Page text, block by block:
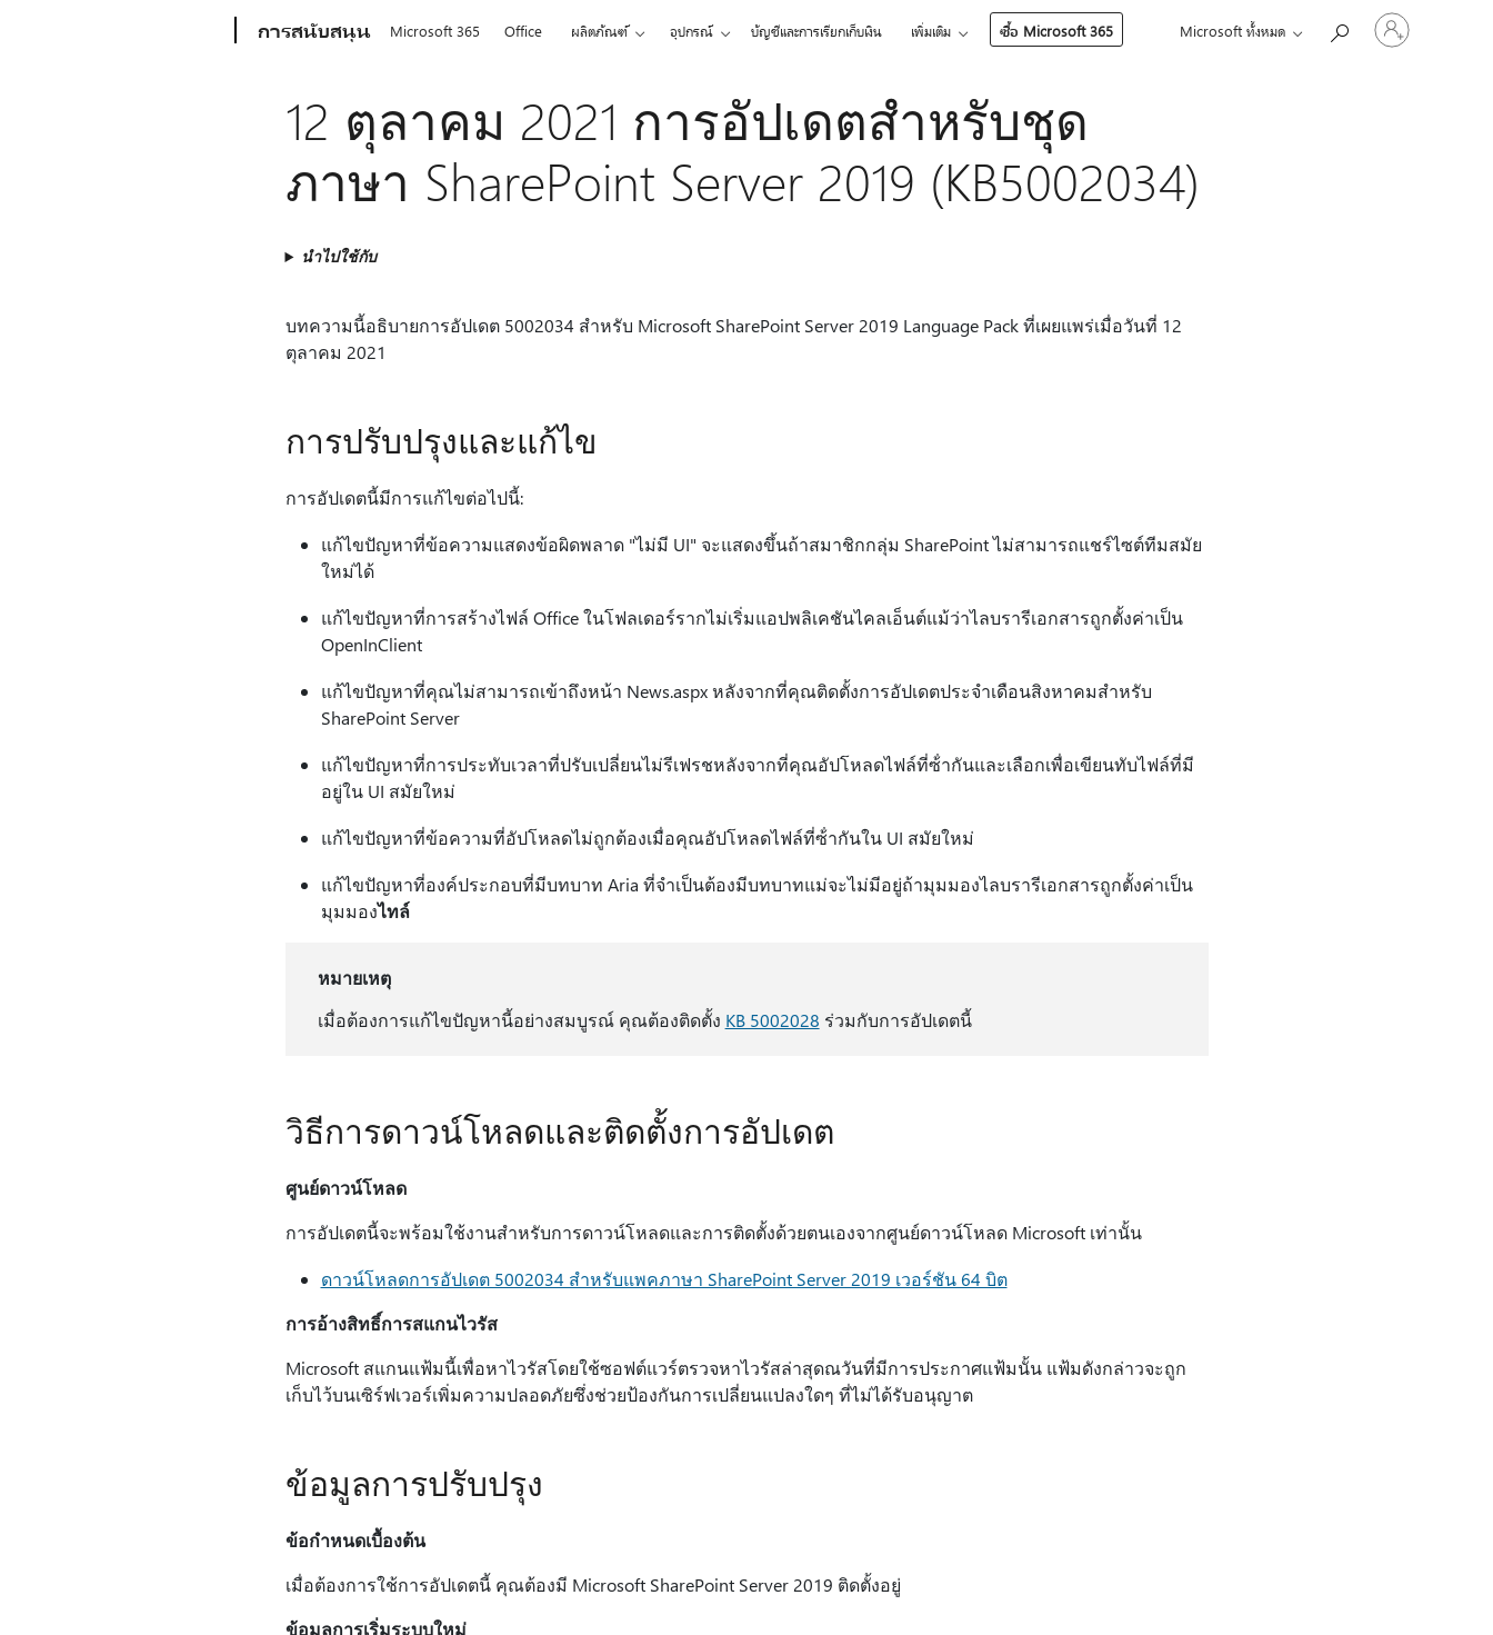
การสนับสนุน Microsoft 365 Office ผลิตภัณฑ์ อุปกรณ์ บัญชีและการเรียกเก็บเงิน เพิ่มเติม ซื้อ Microsoft 365 Microsoft ทั้งหมด
ลงชื่อ
เข้า
12 ตุลาคม 2021 การอัปเดตสําหรับชุด
ภาษา SharePoint Server 2019 (KB5002034)
นำไปใช้กับ
บทความนี้อธิบายการอัปเดต 5002034 สําหรับ Microsoft SharePoint Server 2019 Language Pack ที่เผยแพร่เมื่อวันที่ 12
ตุลาคม 2021
การปรับปรุงและแก้ไข
การอัปเดตนี้มีการแก้ไขต่อไปนี้:
แก้ไขปัญหาที่ข้อความแสดงข้อผิดพลาด "ไม่มี UI" จะแสดงขึ้นถ้าสมาชิกกลุ่ม SharePoint ไม่สามารถแชร์ไซต์ทีมสมัย
ใหม่ได้
แก้ไขปัญหาที่การสร้างไฟล์ Office ในโฟลเดอร์รากไม่เริ่มแอปพลิเคชันไคลเอ็นต์แม้ว่าไลบรารีเอกสารถูกตั้งค่าเป็น
OpenInClient
แก้ไขปัญหาที่คุณไม่สามารถเข้าถึงหน้า News.aspx หลังจากที่คุณติดตั้งการอัปเดตประจําเดือนสิงหาคมสําหรับ
SharePoint Server
แก้ไขปัญหาที่การประทับเวลาที่ปรับเปลี่ยนไม่รีเฟรชหลังจากที่คุณอัปโหลดไฟล์ที่ซ้ํากันและเลือกเพื่อเขียนทับไฟล์ที่มี
อยู่ใน UI สมัยใหม่
แก้ไขปัญหาที่ข้อความที่อัปโหลดไม่ถูกต้องเมื่อคุณอัปโหลดไฟล์ที่ซ้ํากันใน UI สมัยใหม่
แก้ไขปัญหาที่องค์ประกอบที่มีบทบาท Aria ที่จําเป็นต้องมีบทบาทแม่จะไม่มีอยู่ถ้ามุมมองไลบรารีเอกสารถูกตั้งค่าเป็น
มุมมองไทล์
หมายเหตุ
เมื่อต้องการแก้ไขปัญหานี้อย่างสมบูรณ์ คุณต้องติดตั้ง KB 5002028 ร่วมกับการอัปเดตนี้
วิธีการดาวน์โหลดและติดตั้งการอัปเดต
ศูนย์ดาวน์โหลด
การอัปเดตนี้จะพร้อมใช้งานสําหรับการดาวน์โหลดและการติดตั้งด้วยตนเองจากศูนย์ดาวน์โหลด Microsoft เท่านั้น
ดาวน์โหลดการอัปเดต 5002034 สําหรับแพคภาษา SharePoint Server 2019 เวอร์ชัน 64 บิต
การอ้างสิทธิ์การสแกนไวรัส
Microsoft สแกนแฟ้มนี้เพื่อหาไวรัสโดยใช้ซอฟต์แวร์ตรวจหาไวรัสล่าสุดณวันที่มีการประกาศแฟ้มนั้น แฟ้มดังกล่าวจะถูก
เก็บไว้บนเซิร์ฟเวอร์เพิ่มความปลอดภัยซึ่งช่วยป้องกันการเปลี่ยนแปลงใดๆ ที่ไม่ได้รับอนุญาต
ข้อมูลการปรับปรุง
ข้อกำหนดเบื้องต้น
เมื่อต้องการใช้การอัปเดตนี้ คุณต้องมี Microsoft SharePoint Server 2019 ติดตั้งอยู่
ข้อมูลการเริ่มระบบใหม่